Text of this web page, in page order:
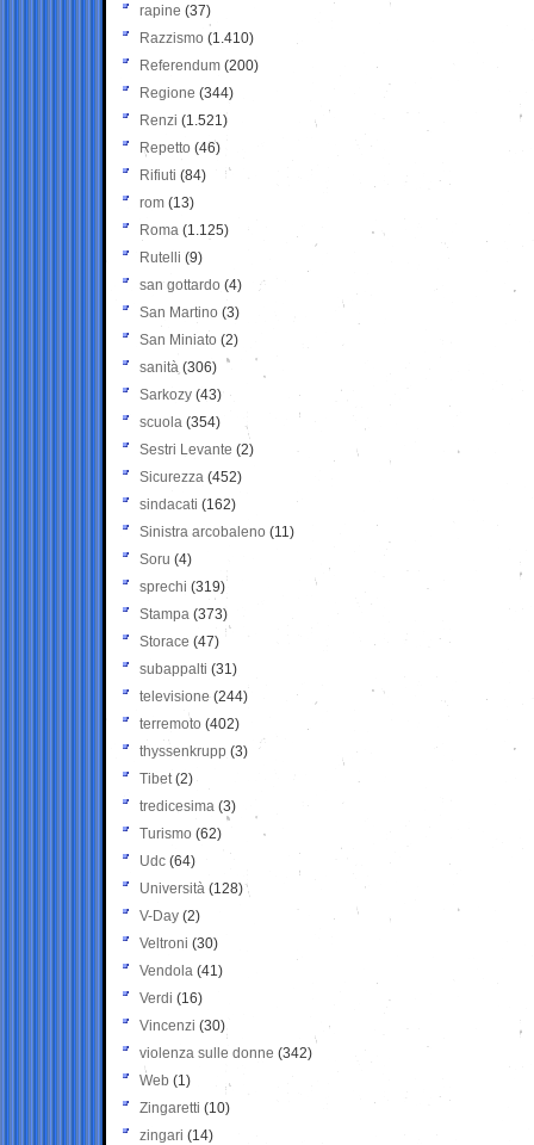
rapine (37)
Razzismo (1.410)
Referendum (200)
Regione (344)
Renzi (1.521)
Repetto (46)
Rifiuti (84)
rom (13)
Roma (1.125)
Rutelli (9)
san gottardo (4)
San Martino (3)
San Miniato (2)
sanità (306)
Sarkozy (43)
scuola (354)
Sestri Levante (2)
Sicurezza (452)
sindacati (162)
Sinistra arcobaleno (11)
Soru (4)
sprechi (319)
Stampa (373)
Storace (47)
subappalti (31)
televisione(244)
terremoto (402)
thyssenkrupp (3)
Tibet(2)
tredicesima (3)
Turismo (62)
Udc (64)
Università (128)
V-Day (2)
Veltroni (30)
Vendola (41)
Verdi (16)
Vincenzi (30)
violenza sulle donne (342)
Web (1)
Zingaretti (10)
zingari (14)